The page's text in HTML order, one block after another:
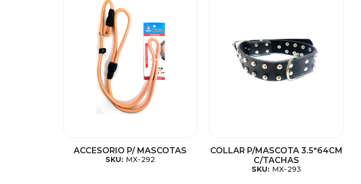
ACCESORIO P/ MASCOTAS
SKU: MX-292
COLLAR P/MASCOTA 3.5*64CM
C/TACHAS
SKU: MX-293